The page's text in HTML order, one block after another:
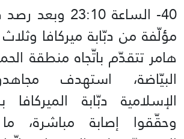
40- الساعة 23:10
مؤلّفة من دبّابة ميركافا
هامر تتقدّم باتّجاه منطقة
البيّاضة، استهدف
الإسلامية دبّابة
وحقّقوا إصابة مباشرة،